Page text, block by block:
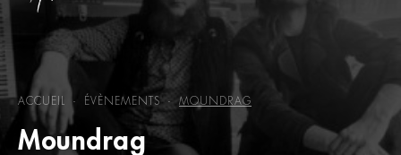
ACCUEIL - ÉVÈNEMENTS - MOUNDRAG
Moundrag